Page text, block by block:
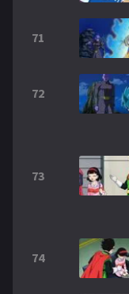
71
72
73
74